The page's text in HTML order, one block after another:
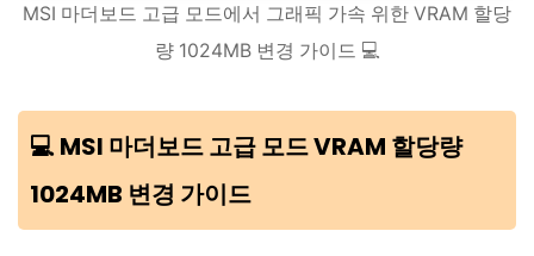
MSI 마더보드 고급 모드에서 그래픽 가속 위한 VRAM 할당
량 1024MB 변경 가이드 💻
💻 MSI 마더보드 고급 모드 VRAM 할당량
1024MB 변경 가이드